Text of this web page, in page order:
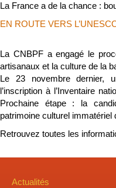
La France a de la chance :
EN ROUTE VERS
La CNBPF a engagé le
artisanaux et la culture de la
Le 23 novembre dernier,
l’inscription à l’Inventaire
Prochaine étape : la
patrimoine culturel immatériel
Retrouvez toutes les
Actualités